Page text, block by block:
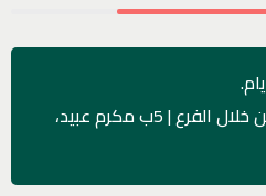
- الاستلام في نفس اليوم من خلال الفرع | 5ب مكرم عبيد،